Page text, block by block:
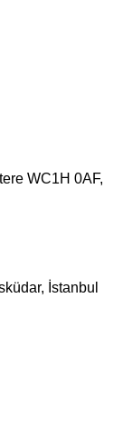
WC1H 0AF,
İstanbul